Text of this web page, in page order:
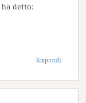
ha detto:
Rispondi